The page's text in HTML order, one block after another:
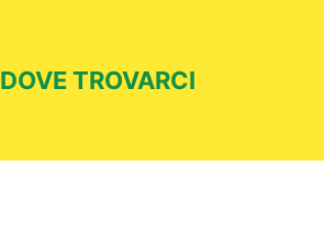
DOVE TROVARCI